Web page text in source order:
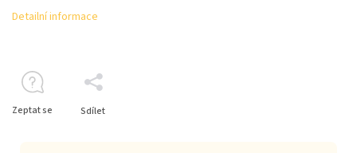
Detailní informace
Zeptat se Sdílet